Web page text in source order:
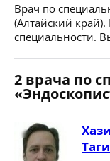
Врач по
(Алтайский
специальности.
2 врача по